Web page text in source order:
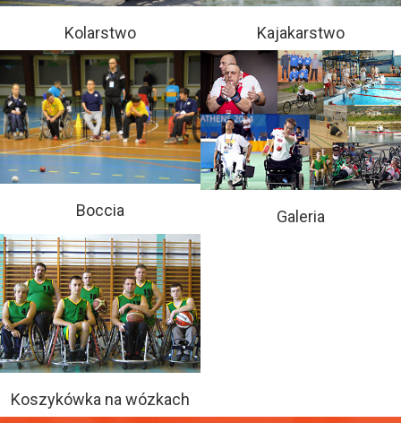
Kolarstwo Kajakarstwo
Boccia Galeria
Koszykówka na wózkach